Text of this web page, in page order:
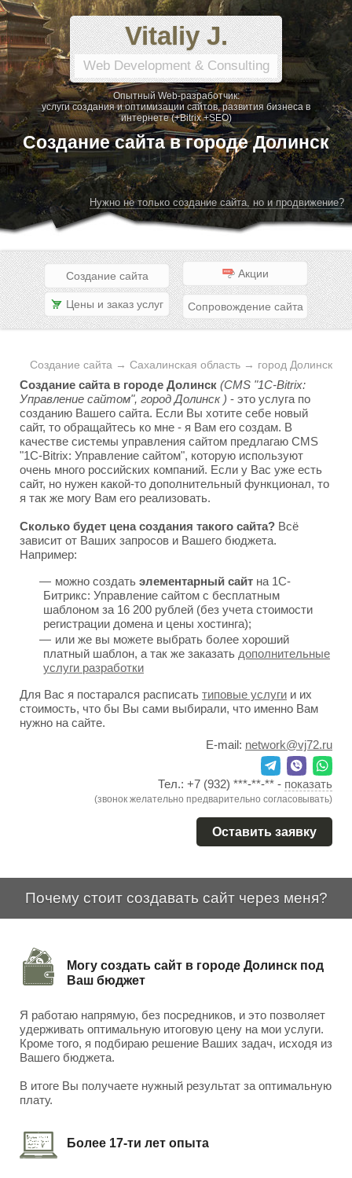
Vitaliy J.
Web Development & Consulting
Опытный Web-разработчик:
услуги создания и оптимизации сайтов, развития бизнеса в
интернете (+Bitrix +SEO)
Создание сайта в городе Долинск
Нужно не только создание сайта, но и продвижение?
Создание сайта Акции
Цены и заказ услуг Сопровождение сайта
Создание сайта → Сахалинская область → город Долинск
Создание сайта в городе Долинск (CMS "1C-Bitrix:
Управление сайтом", город Долинск ) - это услуга по
созданию Вашего сайта. Если Вы хотите себе новый
сайт, то обращайтесь ко мне - я Вам его создам. В
качестве системы управления сайтом предлагаю CMS
"1C-Bitrix: Управление сайтом", которую используют
очень много российских компаний. Если у Вас уже есть
сайт, но нужен какой-то дополнительный функционал, то
я так же могу Вам его реализовать.
Сколько будет цена создания такого сайта? Всё
зависит от Ваших запросов и Вашего бюджета.
Например:
можно создать элементарный сайт на 1С-
Битрикс: Управление сайтом с бесплатным
шаблоном за 16 200 рублей (без учета стоимости
регистрации домена и цены хостинга);
или же вы можете выбрать более хороший
платный шаблон, а так же заказать дополнительные
услуги разработки
Для Вас я постарался расписать типовые услуги и их
стоимость, что бы Вы сами выбирали, что именно Вам
нужно на сайте.
E-mail: network@vj72.ru
Тел.: +7 (932) ***-**-** - показать
(звонок желательно предварительно согласовывать)
Оставить заявку
Почему стоит создавать сайт через меня?
Могу создать сайт в городе Долинск под
Ваш бюджет
Я работаю напрямую, без посредников, и это позволяет
удерживать оптимальную итоговую цену на мои услуги.
Кроме того, я подбираю решение Ваших задач, исходя из
Вашего бюджета.
В итоге Вы получаете нужный результат за оптимальную
плату.
Более 17-ти лет опыта